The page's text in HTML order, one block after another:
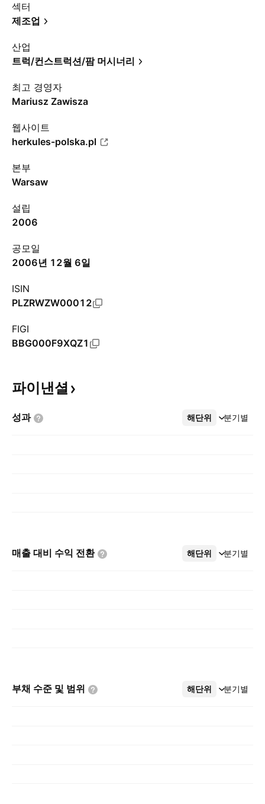
섹터
제조업
산업
트럭/컨스트럭션/팜 머시너리
최고 경영자
Mariusz Zawisza
웹사이트
herkules-polska.pl
본부
Warsaw
설립
2006
공모일
2006년 12월 6일
ISIN
PLZRWZW00012
FIGI
BBG000F9XQZ1
파이낸셜
성과 해단위 분기별
더보기
매출 대비 수익 전환 해단위 분기별
더보기
부채 수준 및 범위 해단위 분기별
더보기